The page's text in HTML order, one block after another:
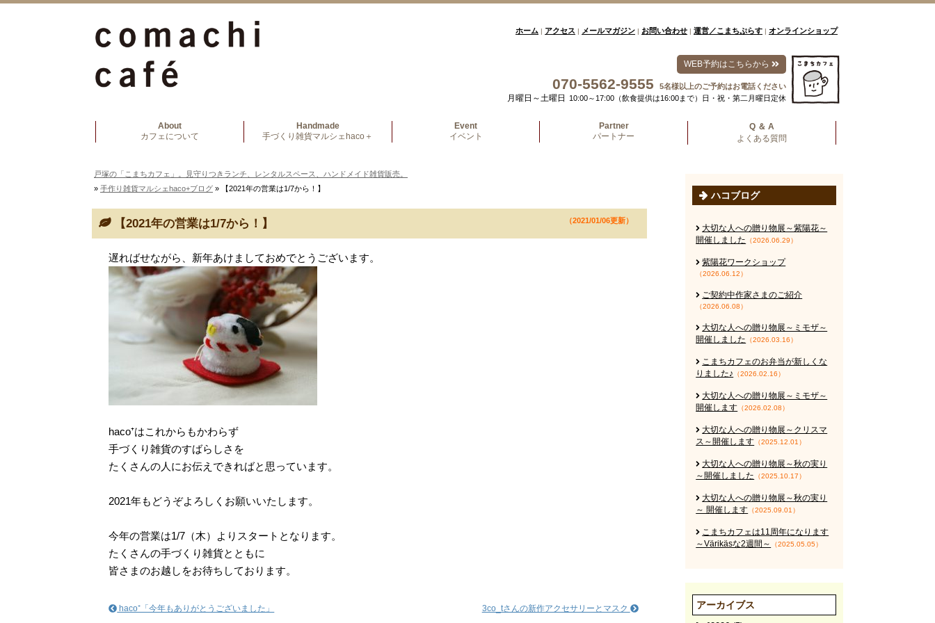
ホーム | アクセス | メールマガジン | お問い合わせ | 運営／こまちぷらす | オンラインショップ
WEB予約はこちらから
070-5562-9555 5名様以上のご予約はお電話ください
月曜日～土曜日 10:00～17:00（飲食提供は16:00まで）日・祝・第二月曜日定休
About
カフェについて
Handmade
手づくり雑貨マルシェhaco＋
Event
イベント
Partner
パートナー
Q ＆ A
よくある質問
戸塚の「こまちカフェ」。見守りつきランチ、レンタルスペース、ハンドメイド雑貨販売。
» 手作り雑貨マルシェhaco+ブログ » 【2021年の営業は1/7から！】
【2021年の営業は1/7から！】 （2021/01/06更新）
遅ればせながら、新年あけましておめでとうございます。
haco⁺はこれからもかわらず
手づくり雑貨のすばらしさを
たくさんの人にお伝えできればと思っています。
2021年もどうぞよろしくお願いいたします。
今年の営業は1/7（木）よりスタートとなります。
たくさんの手づくり雑貨とともに
皆さまのお越しをお待ちしております。
3co_tさんの新作アクセサリーとマスク
haco⁺「今年もありがとうございました」
ハコブログ
大切な人への贈り物展～紫陽花～
開催しました
（2026.06.29）
紫陽花ワークショップ
（2026.06.12）
ご契約中作家さまのご紹介
（2026.06.08）
大切な人への贈り物展～ミモザ～
開催しました
（2026.03.16）
こまちカフェのお弁当が新しくな
りました♪
（2026.02.16）
大切な人への贈り物展～ミモザ～
開催します （2026.02.08）
大切な人への贈り物展～クリスマ
ス～開催します （2025.12.01）
大切な人への贈り物展～秋の実り
～開催しました
（2025.10.17）
大切な人への贈り物展～秋の実り
～ 開催します （2025.09.01）
こまちカフェは11周年になります
～Värikäsな2週間～
（2025.05.05）
アーカイブス